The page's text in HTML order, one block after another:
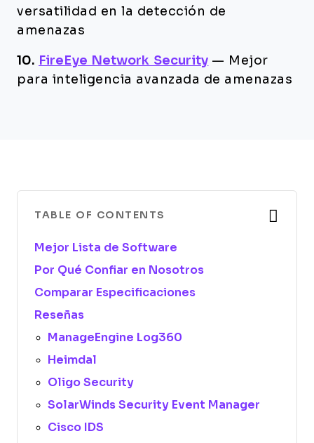
versatilidad en la detección de
amenazas
10. FireEye Network Security — Mejor
para inteligencia avanzada de amenazas
TABLE OF CONTENTS
Mejor Lista de Software
Por Qué Confiar en Nosotros
Comparar Especificaciones
Reseñas
ManageEngine Log360
Heimdal
Oligo Security
SolarWinds Security Event Manager
Cisco IDS